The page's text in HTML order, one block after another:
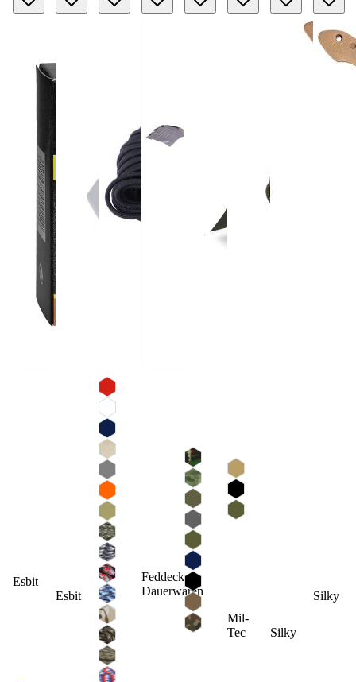
Esbit
Esbit
Feddeck
Dauerwaren
Mil-
Tec
Silky
Silky